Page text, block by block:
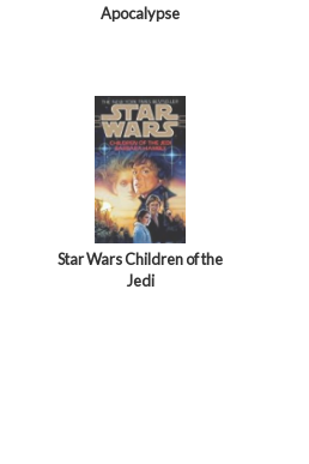
Apocalypse
Star Wars Children of the
Jedi